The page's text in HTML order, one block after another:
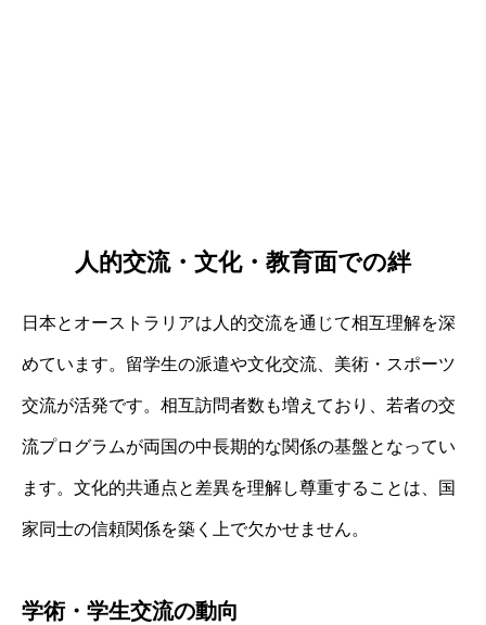
人的交流・文化・教育面での絆
日本とオーストラリアは人的交流を通じて相互理解を深
めています。留学生の派遣や文化交流、美術・スポーツ
交流が活発です。相互訪問者数も増えており、若者の交
流プログラムが両国の中長期的な関係の基盤となってい
ます。文化的共通点と差異を理解し尊重することは、国
家同士の信頼関係を築く上で欠かせません。
学術・学生交流の動向